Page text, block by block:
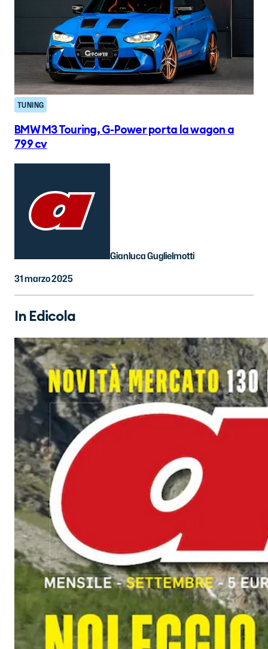
TUNING
BMW M3 Touring, G-Power porta la wagon a
799 cv
Gianluca Guglielmotti
31 marzo 2025
In Edicola